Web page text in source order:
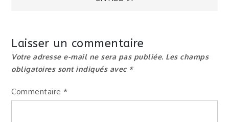
l’article
Laisser un commentaire
Votre adresse e-mail ne sera pas publiée. Les champs
obligatoires sont indiqués avec *
Commentaire*